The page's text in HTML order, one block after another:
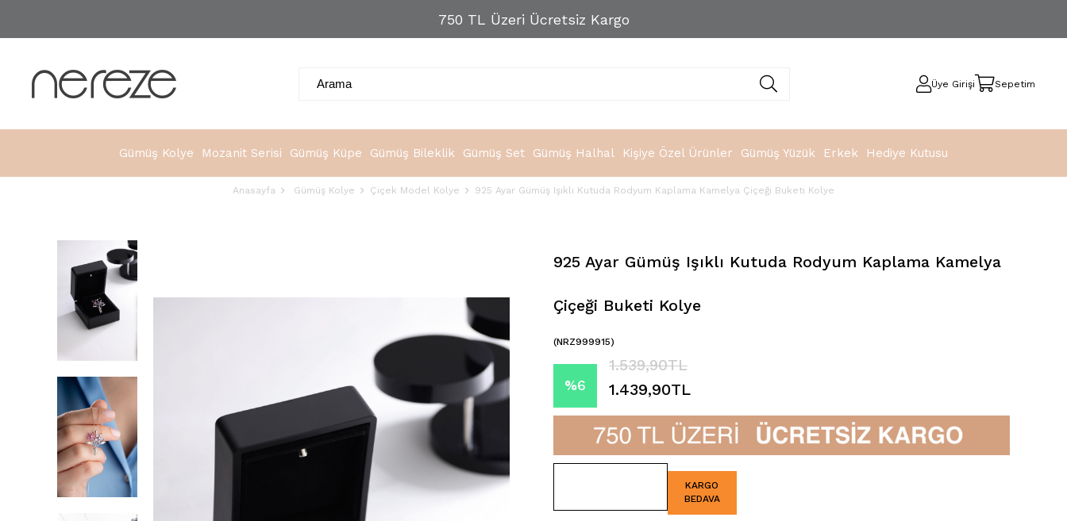
750 TL Üzeri Ücretsiz Kargo
Üye Girişi Sepetim
Gümüş Kolye Mozanit Serisi Gümüş Küpe Gümüş Bileklik Gümüş Set Gümüş Halhal Kişiye Özel Ürünler Gümüş Yüzük Erkek Hediye Kutusu
Anasayfa Gümüş Kolye Çiçek Model Kolye 925 Ayar Gümüş Işıklı Kutuda Rodyum Kaplama Kamelya Çiçeği Buketi Kolye
925 Ayar Gümüş Işıklı Kutuda Rodyum Kaplama Kamelya
Çiçeği Buketi Kolye
(NRZ999915)
%6
İndirim
1.539,90TL
1.439,90TL
KARGO
BEDAVA